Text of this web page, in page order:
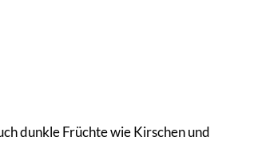
dunkle Früchte wie Kirschen und